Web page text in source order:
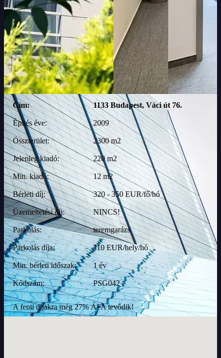
Cím: 1133 Budapest, Váci út 76.
Építés éve: 2009
Összterület: 2300 m2
Jelenleg kiadó: 220 m2
Min. kiadó: 12 m2
Bérleti díj: 320 - 350 EUR/fő/hó
Üzemeltetési díj: NINCS!
Parkolás: teremgarázs
Parkolás díja: 110 EUR/hely/hó
Min. bérleti időszak: 1 év
Kódszám: PSG042
A fenti díjakra még 27% ÁFA tevődik!